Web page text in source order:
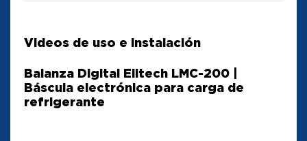
Videos de uso e instalación
Balanza Digital Elitech LMC-200 |
Báscula electrónica para carga de
refrigerante